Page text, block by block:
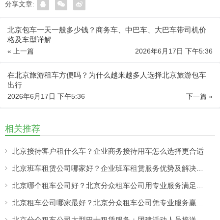
分享文章:
北京包车一天一般多少钱？商务车、中巴车、大巴车带司机价
格及车型详解
« 上一篇 2026年6月17日 下午5:36
在北京旅游租车方便吗？为什么越来越多人选择北京旅游包车
出行
下一篇 »
2026年6月17日 下午5:36
相关推荐
北京接待客户租什么车？企业商务接待用车怎么选择更合适